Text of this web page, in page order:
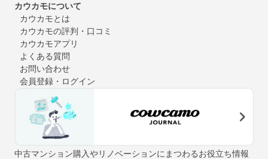
カウカモについて
カウカモとは
カウカモの評判・口コミ
カウカモアプリ
よくある質問
お問い合わせ
会員登録・ログイン
中古マンション購入やリノベーションにまつわるお役立ち情報